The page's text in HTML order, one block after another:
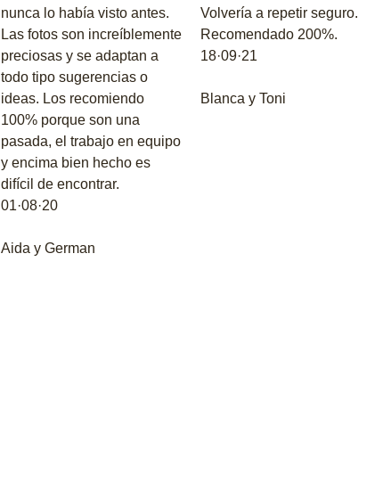
nunca lo había visto antes.
Las fotos son increíblemente
preciosas y se adaptan a
todo tipo sugerencias o
ideas. Los recomiendo
100% porque son una
pasada, el trabajo en equipo
y encima bien hecho es
difícil de encontrar.
01·08·20
Aida y German
Volvería a repetir seguro.
Recomendado 200%.
18·09·21
Blanca y Toni